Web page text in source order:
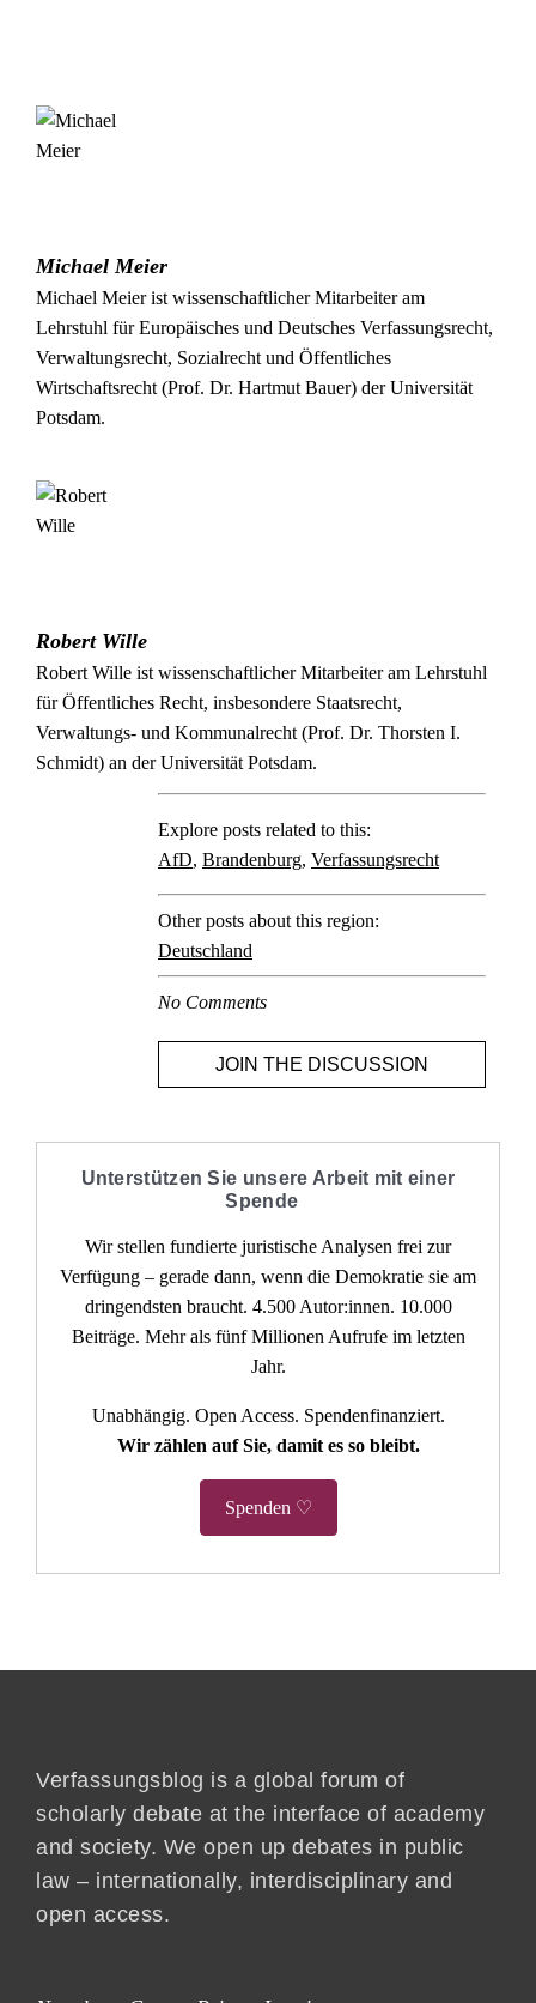
Michael Meier
Michael Meier ist wissenschaftlicher Mitarbeiter am
Lehrstuhl für Europäisches und Deutsches Verfassungsrecht,
Verwaltungsrecht, Sozialrecht und Öffentliches
Wirtschaftsrecht (Prof. Dr. Hartmut Bauer) der Universität
Potsdam.
Robert Wille
Robert Wille ist wissenschaftlicher Mitarbeiter am Lehrstuhl
für Öffentliches Recht, insbesondere Staatsrecht,
Verwaltungs- und Kommunalrecht (Prof. Dr. Thorsten I.
Schmidt) an der Universität Potsdam.
Explore posts related to this:
AfD, Brandenburg, Verfassungsrecht
Other posts about this region:
Deutschland
No Comments
JOIN THE DISCUSSION
Unterstützen Sie unsere Arbeit mit einer
Spende
Wir stellen fundierte juristische Analysen frei zur
Verfügung – gerade dann, wenn die Demokratie sie am
dringendsten braucht. 4.500 Autor:innen. 10.000
Beiträge. Mehr als fünf Millionen Aufrufe im letzten
Jahr.
Unabhängig. Open Access. Spendenfinanziert.
Wir zählen auf Sie, damit es so bleibt.
Spenden ♡
Verfassungsblog is a global forum of
scholarly debate at the interface of academy
and society. We open up debates in public
law – internationally, interdisciplinary and
open access.